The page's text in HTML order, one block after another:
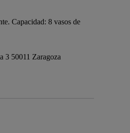
Capacidad: 8 vasos de
3 50011 Zaragoza